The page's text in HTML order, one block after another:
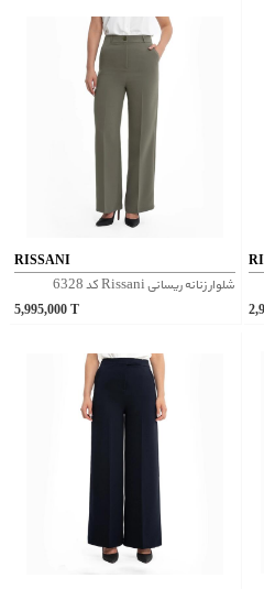
RISSANI
شلوار زنانه ریسانی Rissani کد 6328
5,995,000